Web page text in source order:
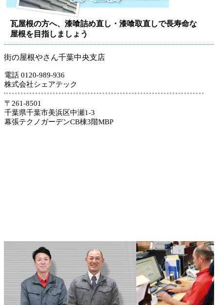
瓦屋根の方へ、漆喰詰め直し・漆喰取直しで長寿命な
屋根を目指しましょう
街の屋根やさん千葉中央支店
電話 0120-989-936
株式会社シェアテック
〒261-8501
千葉県千葉市美浜区中瀬1-3
幕張テクノガーデンCB棟3階MBP